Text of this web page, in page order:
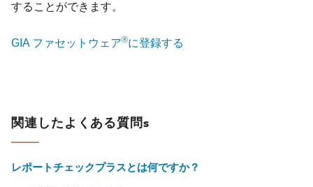
することができます。
GIA ファセットウェア®に登録する
関連したよくある質問s
レポートチェックプラスとは何ですか？